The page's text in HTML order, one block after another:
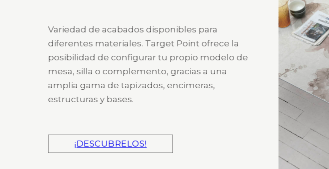
Variedad de acabados disponibles para
diferentes materiales. Target Point ofrece la
posibilidad de configurar tu propio modelo de
mesa, silla o complemento, gracias a una
amplia gama de tapizados, encimeras,
estructuras y bases.
¡DESCUBRELOS!